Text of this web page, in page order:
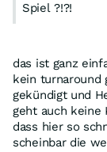
Spiel ?!?!
das ist ganz
kein turnaround
gekündigt und
geht auch keine
dass hier so
scheinbar die